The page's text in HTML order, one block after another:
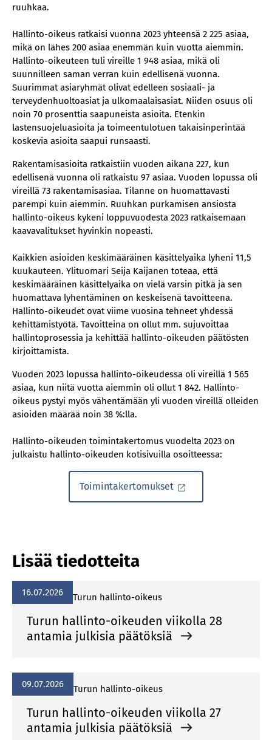
ruuhkaa.
Hallinto-oikeus ratkaisi vuonna 2023 yhteensä 2 225 asiaa,
mikä on lähes 200 asiaa enemmän kuin vuotta aiemmin.
Hallinto-oikeuteen tuli vireille 1 948 asiaa, mikä oli
suunnilleen saman verran kuin edellisenä vuonna.
Suurimmat asiaryhmät olivat edelleen sosiaali- ja
terveydenhuoltoasiat ja ulkomaalaisasiat. Niiden osuus oli
noin 70 prosenttia saapuneista asioita. Etenkin
lastensuojeluasioita ja toimeentulotuen takaisinperintää
koskevia asioita saapui runsaasti.
Rakentamisasioita ratkaistiin vuoden aikana 227, kun
edellisenä vuonna oli ratkaistu 97 asiaa. Vuoden lopussa oli
vireillä 73 rakentamisasiaa. Tilanne on huomattavasti
parempi kuin aiemmin. Ruuhkan purkamisen ansiosta
hallinto-oikeus kykeni loppuvuodesta 2023 ratkaisemaan
kaavavalitukset hyvinkin nopeasti.
Kaikkien asioiden keskimääräinen käsittelyaika lyheni 11,5
kuukauteen. Ylituomari Seija Kaijanen toteaa, että
keskimääräinen käsittelyaika on vielä varsin pitkä ja sen
huomattava lyhentäminen on keskeisenä tavoitteena.
Hallinto-oikeudet ovat viime vuosina tehneet yhdessä
kehittämistyötä. Tavoitteina on ollut mm. sujuvoittaa
hallintoprosessia ja kehittää hallinto-oikeuden päätösten
kirjoittamista.
Vuoden 2023 lopussa hallinto-oikeudessa oli vireillä 1 565
asiaa, kun niitä vuotta aiemmin oli ollut 1 842. Hallinto-
oikeus pystyi myös vähentämään yli vuoden vireillä olleiden
asioiden määrää noin 38 %:lla.
Hallinto-oikeuden toimintakertomus vuodelta 2023 on
julkaistu hallinto-oikeuden kotisivuilla osoitteessa:
Toimintakertomukset
Lisää tiedotteita
16.07.2026 Turun hallinto-oikeus
Turun hallinto-oikeuden viikolla 28
antamia julkisia päätöksiä
09.07.2026 Turun hallinto-oikeus
Turun hallinto-oikeuden viikolla 27
antamia julkisia päätöksiä